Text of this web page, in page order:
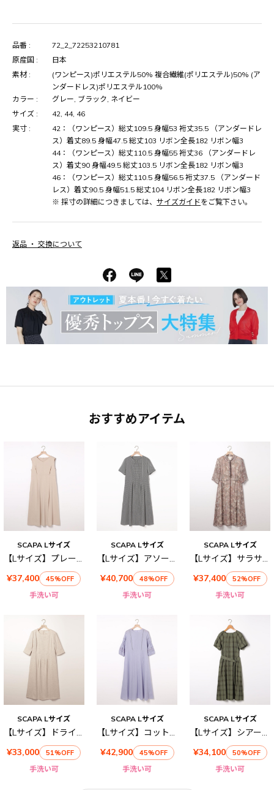
品番 :
72_2_72253210781
原産国 :
日本
素材 :
(ワンピース)ポリエステル50% 複合繊維(ポリエステル)50% (ア
ンダードレス)ポリエステル100%
カラー :
グレー, ブラック, ネイビー
サイズ :
42, 44, 46
実寸 :
42：（ワンピース）総丈109.5 身幅53 裄丈35.5 （アンダードレ
ス）着丈89.5 身幅47.5 総丈103 リボン全長182 リボン幅3
44：（ワンピース）総丈110.5 身幅55 裄丈36 （アンダードレ
ス）着丈90 身幅49.5 総丈103.5 リボン全長182 リボン幅3
46：（ワンピース）総丈110.5 身幅56.5 裄丈37.5 （アンダード
レス）着丈90.5 身幅51.5 総丈104 リボン全長182 リボン幅3
※ 採寸の詳細につきましては、 サイズガイドをご覧下さい。
返品 ・ 交換について
おすすめアイテム
SCAPA Lサイズ
【Lサイズ】プレーティングテンジクワンピース
¥37,400
45%OFF
手洗い可
SCAPA Lサイズ
【Lサイズ】アソートメッシュワンピース
¥40,700
48%OFF
手洗い可
SCAPA Lサイズ
【Lサイズ】サラサペーズリーワンピース
¥37,400
52%OFF
手洗い可
SCAPA Lサイズ
【Lサイズ】ドライツイルワンピース
¥33,000
51%OFF
手洗い可
SCAPA Lサイズ
【Lサイズ】コットンローンワンピース
¥42,900
45%OFF
手洗い可
SCAPA Lサイズ
【Lサイズ】シアーチェックワンピース
¥34,100
50%OFF
手洗い可